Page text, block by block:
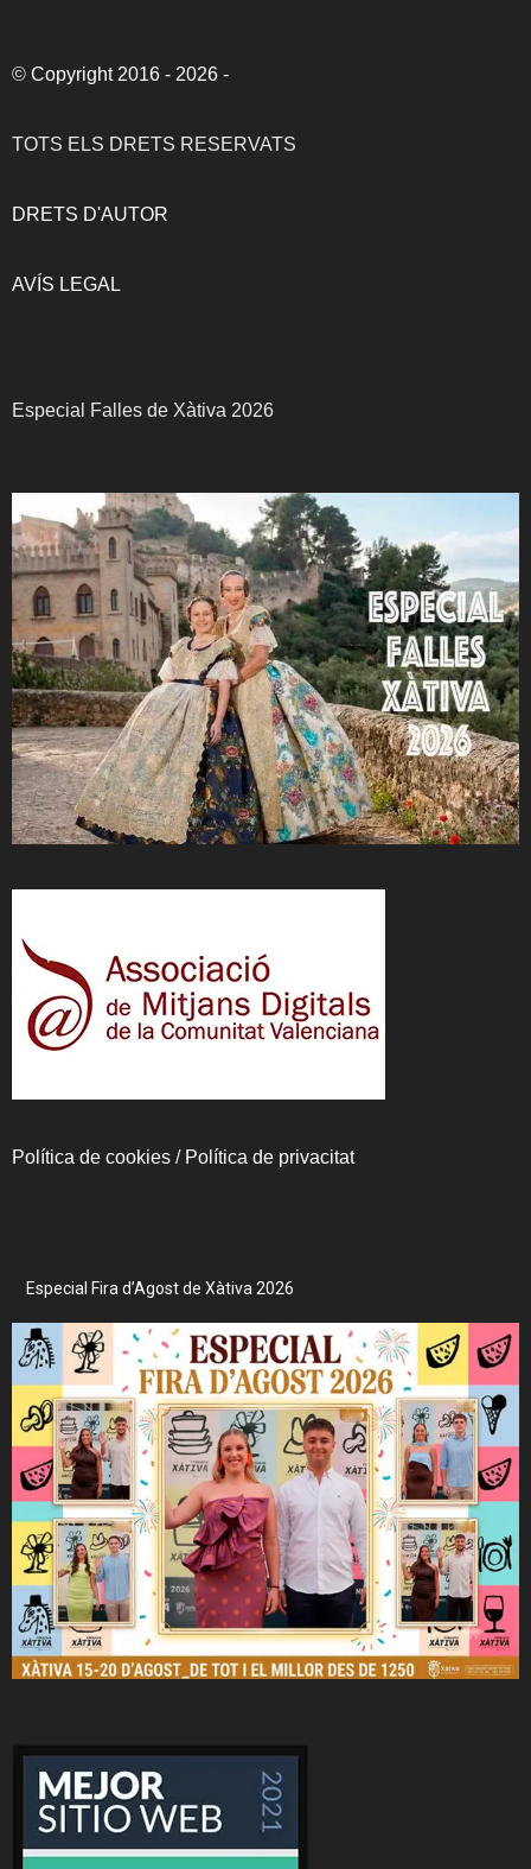
© Copyright 2016 - 2026 -
TOTS ELS DRETS RESERVATS
DRETS D'AUTOR
AVÍS LEGAL
Especial Falles de Xàtiva 2026
Política de cookies / Política de privacitat
Especial Fira d’Agost de Xàtiva 2026